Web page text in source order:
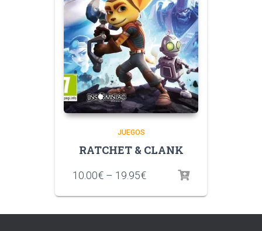
JUEGOS
RATCHET & CLANK
10.00€ – 19.95€